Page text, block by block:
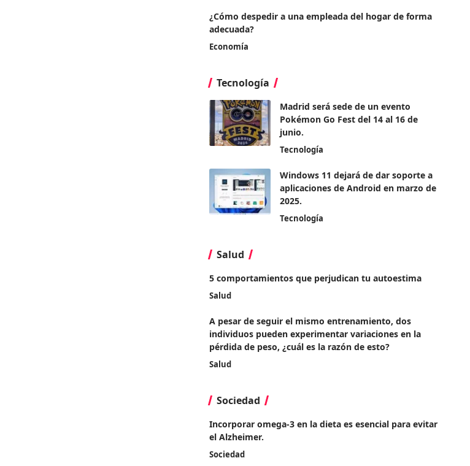
¿Cómo despedir a una empleada del hogar de forma
adecuada?
Economía
Tecnología
Madrid será sede de un evento
Pokémon Go Fest del 14 al 16 de
junio.
Tecnología
Windows 11 dejará de dar soporte a
aplicaciones de Android en marzo de
2025.
Tecnología
Salud
5 comportamientos que perjudican tu autoestima
Salud
A pesar de seguir el mismo entrenamiento, dos
individuos pueden experimentar variaciones en la
pérdida de peso, ¿cuál es la razón de esto?
Salud
Sociedad
Incorporar omega-3 en la dieta es esencial para evitar
el Alzheimer.
Sociedad